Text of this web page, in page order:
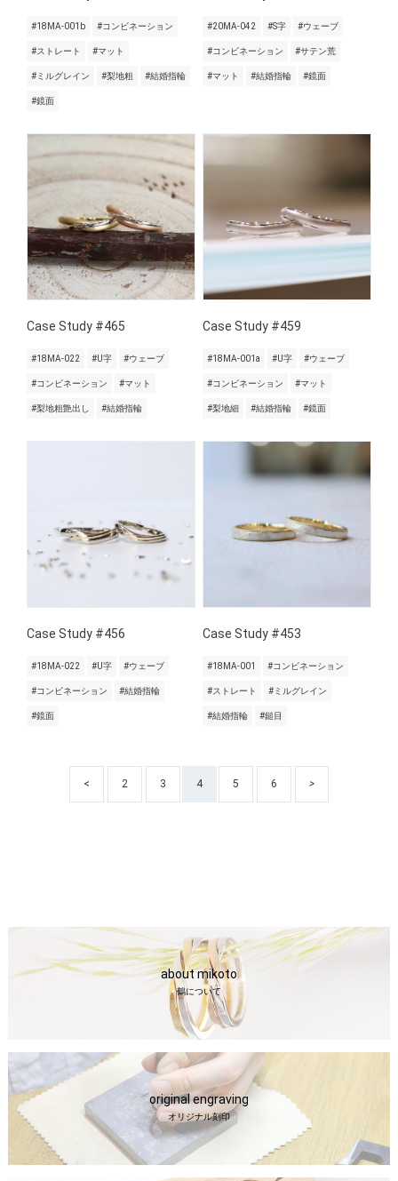
#18MA-001b #コンビネーション
#ストレート #マット
#ミルグレイン #梨地粗 #結婚指輪
#鏡面
#20MA-042 #S字 #ウェーブ
#コンビネーション #サテン荒
#マット #結婚指輪 #鏡面
Case Study #465
#18MA-022 #U字 #ウェーブ
#コンビネーション #マット
#梨地粗艶出し #結婚指輪
Case Study #459
#18MA-001a #U字 #ウェーブ
#コンビネーション #マット
#梨地細 #結婚指輪 #鏡面
Case Study #456
#18MA-022 #U字 #ウェーブ
#コンビネーション #結婚指輪
#鏡面
Case Study #453
#18MA-001 #コンビネーション
#ストレート #ミルグレイン
#結婚指輪 #鎚目
< 2 3 4 5 6 >
about mikoto
鶴について
original engraving
オリジナル刻印